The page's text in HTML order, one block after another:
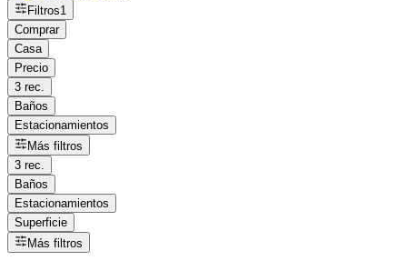
Filtros1
Comprar
Casa
Precio
3 rec.
Baños
Estacionamientos
Más filtros
3 rec.
Baños
Estacionamientos
Superficie
Más filtros